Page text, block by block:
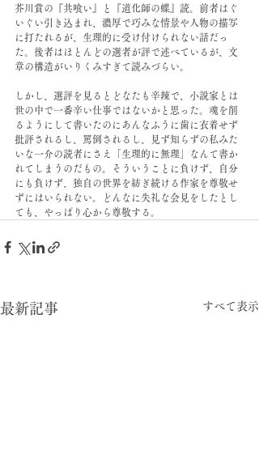
芥川賞の『共喰い』と『道化師の蝶』読。前者はぐ
いぐい引き込まれ、濃厚で巧みな情景や人物の描写
に打たれるが、生理的に受け付けられない話だっ
た。後者はほとんどの選者が評で述べているが、文
章の構造がいりくみすぎて読みづらい。
しかし、選評を見るとどなたも辛辣で、小説家とは
世の中で一番辛い仕事ではないかと思った。魂を削
るようにして書いたのにあんなふうに歯に衣着せず
批評されるし、罵倒されるし、見ず知らずの私みた
いな一介の読者にさえ「生理的に無理」なんて書か
れてしまうのだもの。そういうことに負けず、自分
にも負けず、独自の世界を紡ぎ続ける作家を尊敬せ
ずにはいられない。どんなに失礼な会見をしたとし
ても、やっぱり心から尊敬する。
最新記事 すべて表示